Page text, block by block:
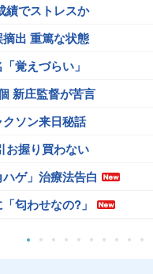
績でストレスか
出 重篤な状態
覚えづらい」
新庄監督が苦言
ソン来日秘話
お握り買わない
ゲ」治療法告白
匂わせなの?」